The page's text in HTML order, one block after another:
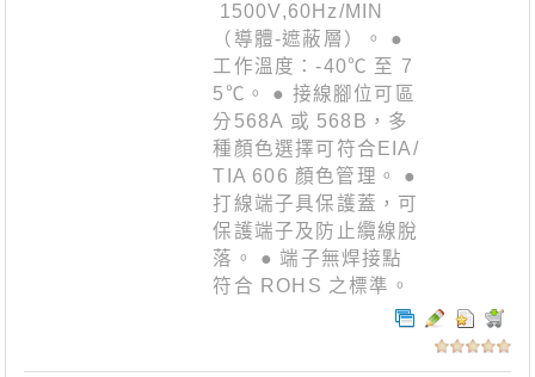
1500V,60Hz/MIN
（導體-遮蔽層）。 ●
工作溫度：-40℃ 至 7
5℃。 ● 接線腳位可區
分568A 或 568B，多
種顏色選擇可符合EIA/
TIA 606 顏色管理。 ●
打線端子具保護蓋，可
保護端子及防止纜線脫
落。 ● 端子無焊接點
符合 ROHS 之標準。